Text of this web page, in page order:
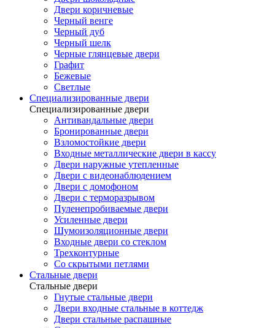
Двери коричневые
Черный венге
Черный дуб
Черный шелк
Черные глянцевые двери
Графит
Бежевые
Светлые
Специализированные двери
Специализированные двери
Антивандальные двери
Бронированные двери
Взломостойкие двери
Входные металлические двери в кассу
Двери наружные утепленные
Двери с видеонаблюдением
Двери с домофоном
Двери с терморазрывом
Пуленепробиваемые двери
Усиленные двери
Шумоизоляционные двери
Входные двери со стеклом
Трехконтурные
Со скрытыми петлями
Стальные двери
Стальные двери
Гнутые стальные двери
Двери входные стальные в коттедж
Двери стальные распашные